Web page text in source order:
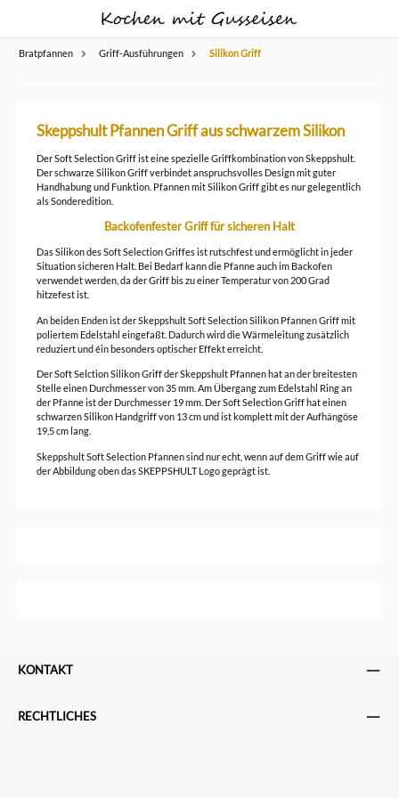
Bratpfannen Griff-Ausführungen Silikon Griff
Skeppshult Pfannen Griff aus schwarzem Silikon
Der Soft Selection Griff ist eine spezielle Griffkombination von Skeppshult.
Der schwarze Silikon Griff verbindet anspruchsvolles Design mit guter
Handhabung und Funktion. Pfannen mit Silikon Griff gibt es nur gelegentlich
als Sonderedition.
Backofenfester Griff für sicheren Halt
Das Silikon des Soft Selection Griffes ist rutschfest und ermöglicht in jeder
Situation sicheren Halt. Bei Bedarf kann die Pfanne auch im Backofen
verwendet werden, da der Griff bis zu einer Temperatur von 200 Grad
hitzefest ist.
An beiden Enden ist der Skeppshult Soft Selection Silikon Pfannen Griff mit
poliertem Edelstahl eingefaßt. Dadurch wird die Wärmeleitung zusätzlich
reduziert und éin besonders optischer Effekt erreicht.
Der Soft Selction Silikon Griff der Skeppshult Pfannen hat an der breitesten
Stelle einen Durchmesser von 35 mm. Am Übergang zum Edelstahl Ring an
der Pfanne ist der Durchmesser 19 mm. Der Soft Selection Griff hat einen
schwarzen Silikon Handgriff von 13 cm und ist komplett mit der Aufhängöse
19,5 cm lang.
Skeppshult Soft Selection Pfannen sind nur echt, wenn auf dem Griff wie auf
der Abbildung oben das SKEPPSHULT Logo geprägt ist.
KONTAKT
RECHTLICHES